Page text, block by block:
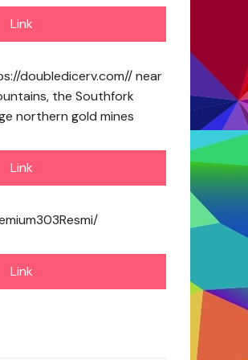
Link
doubledicerv.com//near
the Southfork
northern gold mines
Link
Link